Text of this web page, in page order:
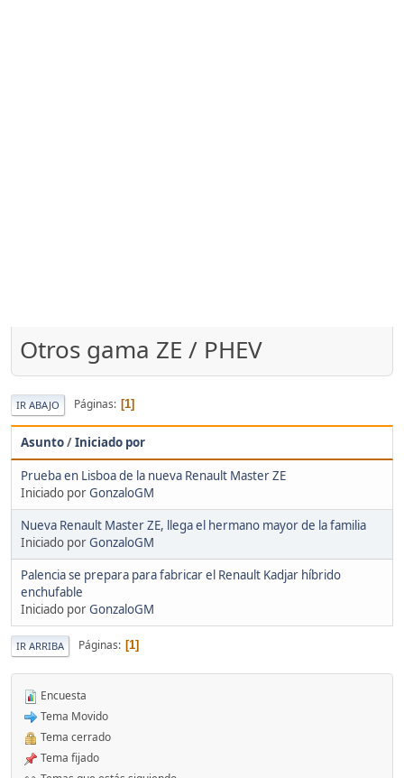
Otros gama ZE / PHEV
IR ABAJO Páginas 1
Asunto/Iniciado por
Prueba en Lisboa de la nueva Renault Master ZE
Iniciado porGonzaloGM
Nueva Renault Master ZE, llega el hermano mayor de la familia
Iniciado porGonzaloGM
Palencia se prepara para fabricar el Renault Kadjar híbrido
enchufable
Iniciado porGonzaloGM
IR ARRIBA Páginas 1
Encuesta
Tema Movido
Tema cerrado
Tema fijado